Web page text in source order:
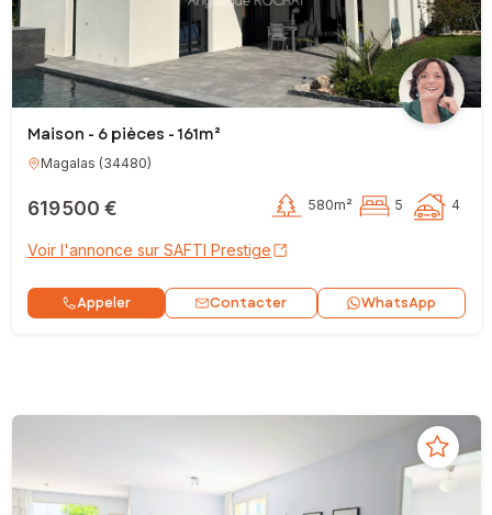
Maison - 6 pièces - 161m²
Magalas (34480)
619 500 € 580m² 5 4
Voir l'annonce sur SAFTI Prestige
Appeler Contacter WhatsApp